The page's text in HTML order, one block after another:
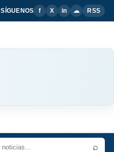
SÍGUENOS f X in ☁ RSS
⌕